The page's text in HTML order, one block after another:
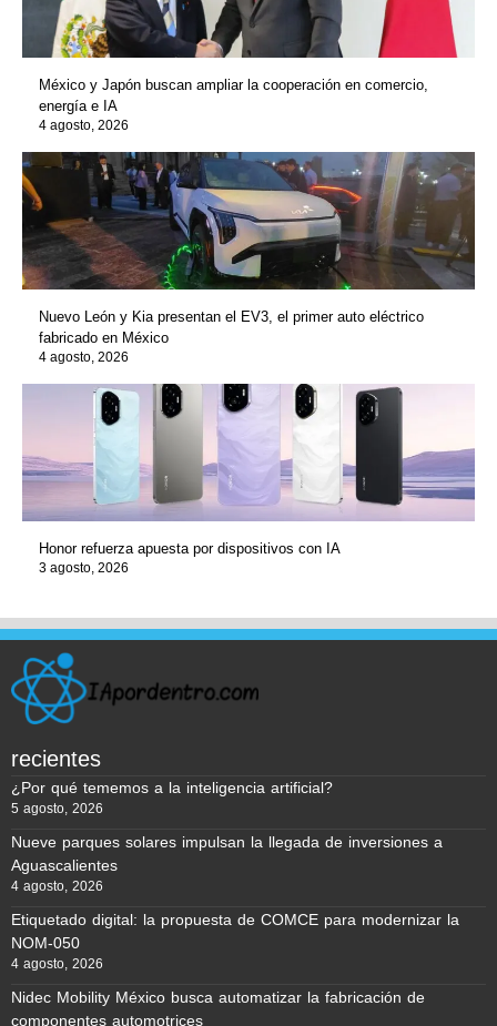
México y Japón buscan ampliar la cooperación en comercio,
energía e IA
4 agosto, 2026
Nuevo León y Kia presentan el EV3, el primer auto eléctrico
fabricado en México
4 agosto, 2026
Honor refuerza apuesta por dispositivos con IA
3 agosto, 2026
recientes
¿Por qué tememos a la inteligencia artificial?
5 agosto, 2026
Nueve parques solares impulsan la llegada de inversiones a
Aguascalientes
4 agosto, 2026
Etiquetado digital: la propuesta de COMCE para modernizar la
NOM-050
4 agosto, 2026
Nidec Mobility México busca automatizar la fabricación de